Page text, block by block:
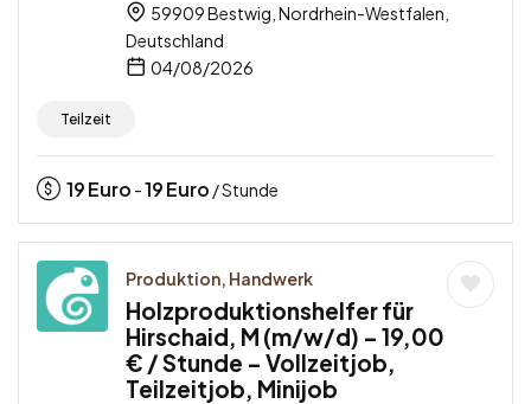
59909 Bestwig, Nordrhein-Westfalen,
Deutschland
04/08/2026
Teilzeit
19Euro -19Euro / Stunde
Produktion, Handwerk
Holzproduktionshelfer für
Hirschaid, M (m/w/d) – 19,00
€ / Stunde – Vollzeitjob,
Teilzeitjob, Minijob